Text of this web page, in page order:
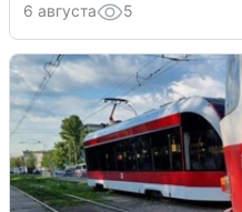
6 августа 5